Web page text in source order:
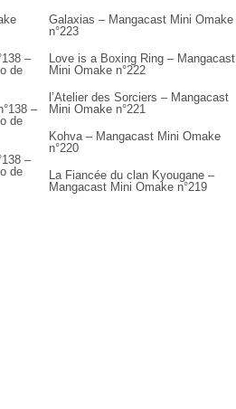
–
de
–
de
–
de
Galaxias – Mangacast Mini Omake
n°223
Love is a Boxing Ring – Mangacast
Mini Omake n°222
l’Atelier des Sorciers – Mangacast
Mini Omake n°221
Kohva – Mangacast Mini Omake
n°220
La Fiancée du clan Kyougane –
Mangacast Mini Omake n°219